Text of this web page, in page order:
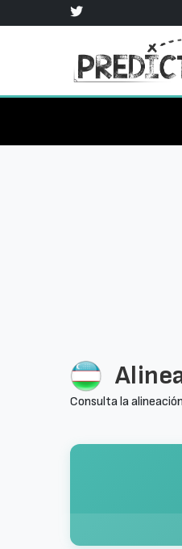
Consulta la